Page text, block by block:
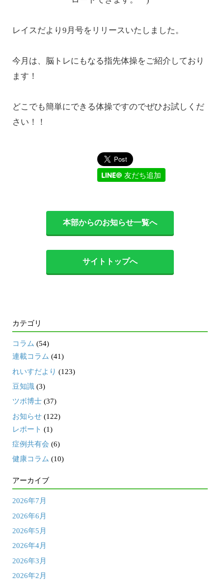
レイスだより9月号をリリースいたしました。
今月は、脳トレにもなる指先体操をご紹介しており
ます！
どこでも簡単にできる体操ですのでぜひお試しくだ
さい！！
友だち追加
本部からのお知らせ一覧へ
サイトトップへ
カテゴリ
コラム (54)
連載コラム (41)
れいすだより (123)
豆知識 (3)
ツボ博士 (37)
お知らせ (122)
レポート (1)
症例共有会 (6)
健康コラム (10)
アーカイブ
2026年7月
2026年6月
2026年5月
2026年4月
2026年3月
2026年2月